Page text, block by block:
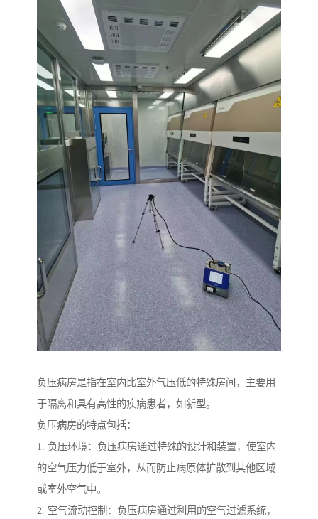
负压病房是指在室内比室外气压低的特殊房间，主要用
于隔离和具有高性的疾病患者，如新型。
负压病房的特点包括：
1. 负压环境：负压病房通过特殊的设计和装置，使室内
的空气压力低于室外，从而防止病原体扩散到其他区域
或室外空气中。
2. 空气流动控制：负压病房通过利用的空气过滤系统，